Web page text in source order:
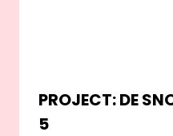
PROJECT: DE
5